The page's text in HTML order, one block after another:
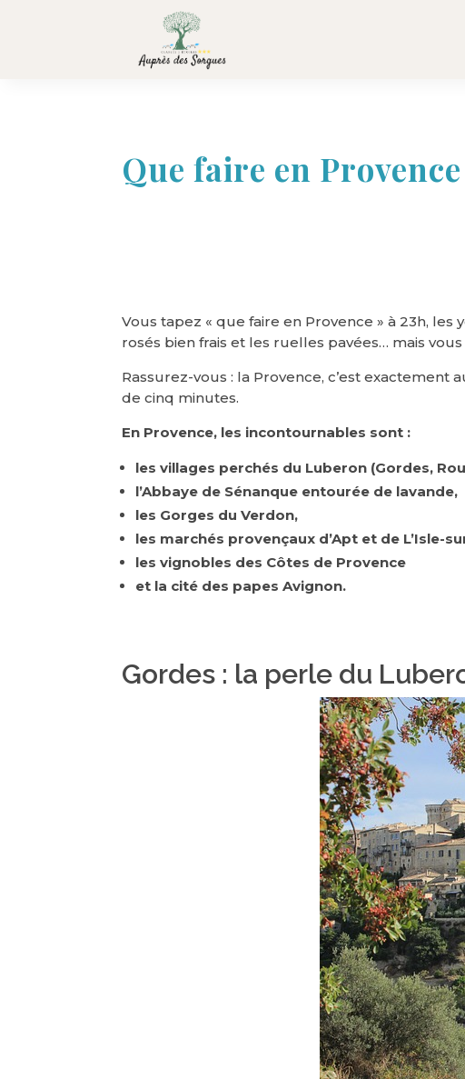
Que faire en
Vous tapez « que faire en Provence » à 23h,
rosés bien frais et les ruelles pavées… mais
Rassurez-vous : la Provence, c’est
de cinq minutes.
En Provence, les incontournables sont :
les villages perchés du Luberon (Gordes,
l’Abbaye de Sénanque entourée de lavande,
les Gorges du Verdon,
les marchés provençaux d’Apt et de L’Isle-
les vignobles des Côtes de Provence
et la cité des papes Avignon.
Gordes : la perle du